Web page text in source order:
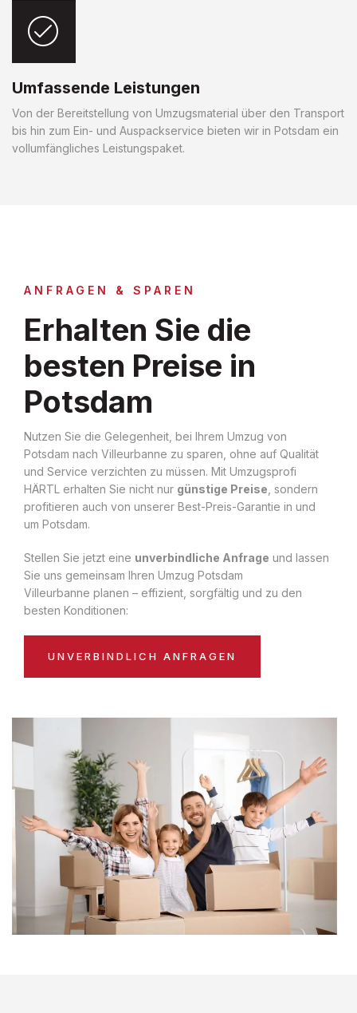
Umfassende Leistungen
Von der Bereitstellung von Umzugsmaterial über den Transport
bis hin zum Ein- und Auspackservice bieten wir in Potsdam ein
vollumfängliches Leistungspaket.
ANFRAGEN & SPAREN
Erhalten Sie die
besten Preise in
Potsdam
Nutzen Sie die Gelegenheit, bei Ihrem Umzug von
Potsdam nach Villeurbanne zu sparen, ohne auf Qualität
und Service verzichten zu müssen. Mit Umzugsprofi
HÄRTL erhalten Sie nicht nur günstige Preise , sondern
profitieren auch von unserer Best-Preis-Garantie in und
um Potsdam.
Stellen Sie jetzt eine unverbindliche Anfrage und lassen
Sie uns gemeinsam Ihren Umzug Potsdam
Villeurbanne planen – effizient, sorgfältig und zu den
besten Konditionen:
UNVERBINDLICH ANFRAGEN